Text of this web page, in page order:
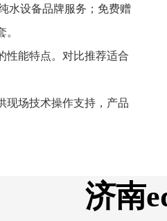
水设备品牌服务；免费赠
性能特点。对比推荐适合
现场技术操作支持，产品
济南